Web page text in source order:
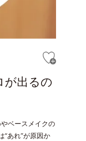
が出るの
ベースメイクの
あれ”が原因か